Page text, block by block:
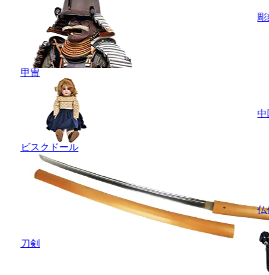
甲冑
ビスクドール
刀剣
彫
中
仏